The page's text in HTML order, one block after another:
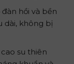
hồi và bền
dài, không bị
su thiên